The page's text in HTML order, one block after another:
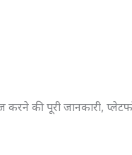
की पूरी जानकारी,